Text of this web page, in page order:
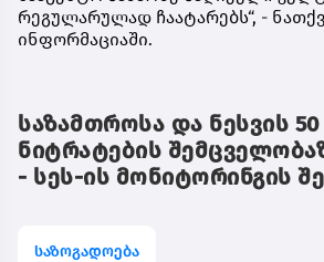
რეგულარულად ჩაატარებს“, -
ინფორმაციაში.
საზამთროსა და ნესვის 50
ნიტრატების
- სეს-ის მონიტორინგის
საზოგადოება